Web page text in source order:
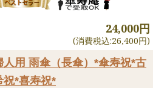
24,000円
(消費税込:26,400円)
人用 雨傘（長傘） *傘寿祝*古
祝*喜寿祝*